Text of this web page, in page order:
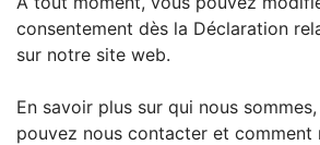
consentement dès la Déclaration
sur notre site web.
En savoir plus sur qui nous
pouvez nous contacter et comment